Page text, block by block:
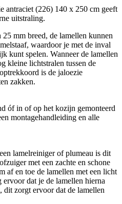
(226) 140 x 250 cm geeft
uitstraling.
mm breed, de lamellen kunnen
waardoor je met de inval
kunt spelen. Wanneer de lamellen
kleine lichtstralen tussen de
is de jaloezie
zakken.
óf in of op het kozijn gemonteerd
montagehandleiding en alle
lamelreiniger of plumeau is dit
met een zachte en schone
af en toe de lamellen met een licht
dat je de lamellen hierna
dit zorgt ervoor dat de lamellen